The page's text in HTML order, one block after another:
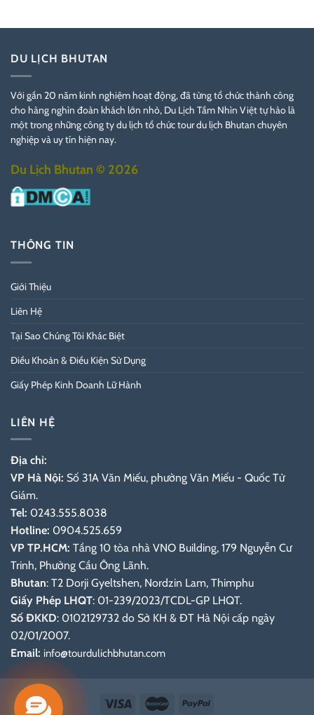
DU LỊCH BHUTAN
Với gần 20 năm kinh nghiệm hoạt động, đã từng tổ chức thành công
cho hàng nghìn đoàn khách lớn nhỏ, Du Lịch Tầm Nhìn Việt tự hào là
một trong những công ty du lịch tổ chức tour du lịch Bhutan chuyên
nghiệp và uy tín hiện nay.
Du Lịch Bhutan © 2026
THÔNG TIN
Giới Thiệu
Liên Hệ
Tại Sao Chúng Tôi Khác Biệt
Điều Khoản & Điều Kiện Sử Dụng
Giấy Phép Kinh Doanh Lữ Hành
LIÊN HỆ
Địa chỉ:
VP Hà Nội: Số 31A Văn Miếu, phường Văn Miếu - Quốc Tử
Giám.
Tel: 0243.555.8038
Hotline: 0904.525.659
VP TP.HCM: Tầng 10 tòa nhà VNO Building, 179 Nguyễn Cư
Trinh, Phường Cầu Ông Lãnh.
Bhutan: T2 Dorji Gyeltshen, Nordzin Lam, Thimphu
Giấy Phép LHQT: 01-239/2023/TCDL-GP LHQT.
Số ĐKKD: 0102129732 do Sở KH & ĐT Hà Nội cấp ngày
02/01/2007.
Email: info@tourdulichbhutan.com